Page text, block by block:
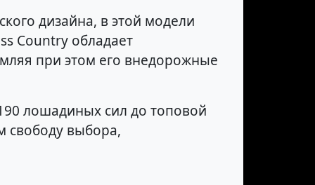
дизайна, в этой модели
Country обладает
при этом его внедорожные
лошадиных сил до топовой
свободу выбора,